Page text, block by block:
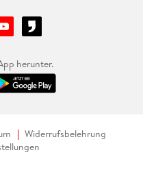
herunter.
Widerrufsbelehrung